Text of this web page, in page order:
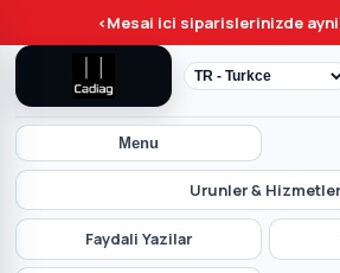
<Mesai ici siparislerinizde
Menu
Urunler & Hizmetler
Faydali Yazilar